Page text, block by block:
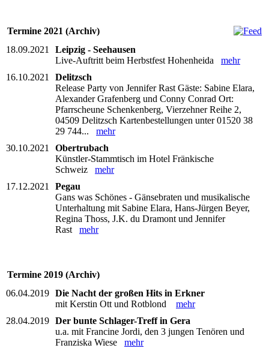
Termine 2021 (Archiv)
18.09.2021
Leipzig - Seehausen
Live-Auftritt beim Herbstfest Hohenheida mehr
16.10.2021
Delitzsch
Release Party von Jennifer Rast Gäste: Sabine Elara,
Alexander Grafenberg und Conny Conrad Ort:
Pfarrscheune Schenkenberg, Vierzehner Reihe 2,
04509 Delitzsch Kartenbestellungen unter 01520 38
29 744... mehr
30.10.2021
Obertrubach
Künstler-Stammtisch im Hotel Fränkische
Schweiz mehr
17.12.2021
Pegau
Gans was Schönes - Gänsebraten und musikalische
Unterhaltung mit Sabine Elara, Hans-Jürgen Beyer,
Regina Thoss, J.K. du Dramont und Jennifer
Rast mehr
Termine 2019 (Archiv)
06.04.2019 Die Nacht der großen Hits in Erkner
mit Kerstin Ott und Rotblond mehr
28.04.2019 Der bunte Schlager-Treff in Gera
u.a. mit Francine Jordi, den 3 jungen Tenören und
Franziska Wiese mehr